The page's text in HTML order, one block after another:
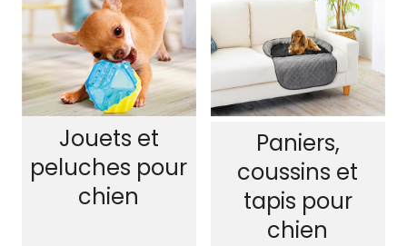
Jouets et
peluches pour
chien
Paniers,
coussins et
tapis pour
chien